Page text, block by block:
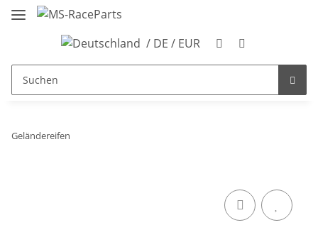
/ DE / EUR
Geländereifen